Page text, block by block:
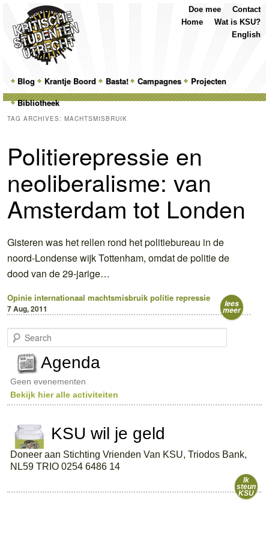
MainSkip
to
primary
content
Skip
to
secondary
content
Blog Krantje Boord Basta! Campagnes
Projecten
Bibliotheek
Contact
Doe mee
Wat is KSU?
Home
English
TAG ARCHIVES: MACHTSMISBRUIK
Politierepressie en
neoliberalisme: van
Amsterdam tot Londen
Gisteren was het rellen rond het politiebureau in de
noord-Londense wijk Tottenham, omdat de politie de
dood van de 29-jarige…
Opinie internationaal machtsmisbruik politie repressie
7 Aug, 2011 lees
meer
e
c
h
Agenda
Geen evenementen
Bekijk hier alle activiteiten
KSU wil je geld
Doneer aan Stichting Vrienden Van KSU, Triodos Bank,
NL59 TRIO 0254 6486 14
Ik
steun
KSU